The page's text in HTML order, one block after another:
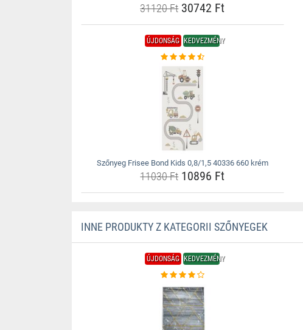
31120 Ft30742 Ft
ÚJDONSÁG KEDVEZMÉNY
Szőnyeg Frisee Bond Kids 0,8/1,5 40336 660 krém
11030 Ft10896 Ft
INNE PRODUKTY Z KATEGORII SZŐNYEGEK
ÚJDONSÁG KEDVEZMÉNY